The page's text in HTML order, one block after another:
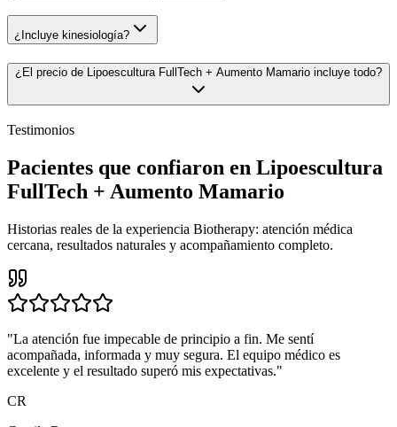
¿Incluye kinesiología?
¿El precio de Lipoescultura FullTech + Aumento Mamario incluye todo?
Testimonios
Pacientes que confiaron en Lipoescultura
FullTech + Aumento Mamario
Historias reales de la experiencia Biotherapy: atención médica
cercana, resultados naturales y acompañamiento completo.
"La atención fue impecable de principio a fin. Me sentí
acompañada, informada y muy segura. El equipo médico es
excelente y el resultado superó mis expectativas."
CR